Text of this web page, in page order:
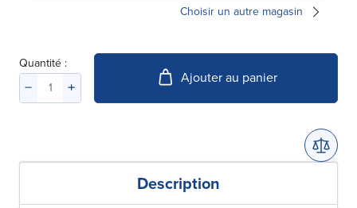
Choisir un autre magasin
Quantité :
Ajouter au panier
Description